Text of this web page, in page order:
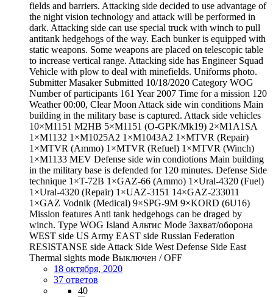
fields and barriers. Attacking side decided to use advantage of
the night vision technology and attack will be performed in
dark. Attacking side can use special truck with winch to pull
antitank hedgehogs of the way. Each bunker is equipped with
static weapons. Some weapons are placed on telescopic table
to increase vertical range. Attacking side has Engineer Squad
Vehicle with plow to deal with minefields. Uniforms photo.
Submitter Masaker Submitted 10/18/2020 Category WOG
Number of participants 161 Year 2007 Time for a mission 120
Weather 00:00, Clear Moon Attack side win conditions Main
building in the military base is captured. Attack side vehicles
10×M1151 M2HB 5×M1151 (O-GPK/Mk19) 2×M1A1SA
1×M1132 1×M1025A2 1×M1043A2 1×MTVR (Repair)
1×MTVR (Ammo) 1×MTVR (Refuel) 1×MTVR (Winch)
1×M1133 MEV Defense side win condiotions Main building
in the military base is defended for 120 minutes. Defense Side
technique 1×T-72B 1×GAZ-66 (Ammo) 1×Ural-4320 (Fuel)
1×Ural-4320 (Repair) 1×UAZ-3151 14×GAZ-233011
1×GAZ Vodnik (Medical) 9×SPG-9M 9×KORD (6U16)
Mission features Anti tank hedgehogs can be draged by
winch. Type WOG Island Альтис Mode Захват/оборона
WEST side US Army EAST side Russian Federation
RESISTANSE side Attack Side West Defense Side East
Thermal sights mode Выключен / OFF
18 октября, 2020
37 ответов
40